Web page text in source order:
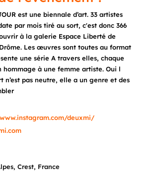
est une biennale d’art. 33 artistes
par mois tiré au sort, c'est donc 366
à la galerie Espace Liberté de
Les œuvres sont toutes au format
une série A travers elles, chaque
hommage à une femme artiste. Oui l
n’est pas neutre, elle a un genre et des
deuxmi/
Crest, France